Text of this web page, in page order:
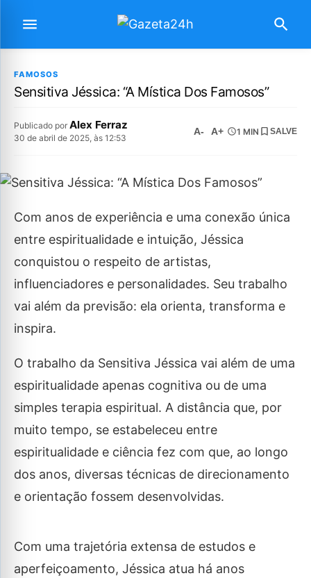
FAMOSOS
Sensitiva Jéssica: “A Mística Dos Famosos”
Publicado por Alex Ferraz
30 de abril de 2025, às 12:53
A- A+ 1 MIN SALVE
Com anos de experiência e uma conexão única
entre espiritualidade e intuição, Jéssica
conquistou o respeito de artistas,
influenciadores e personalidades. Seu trabalho
vai além da previsão: ela orienta, transforma e
inspira.
O trabalho da Sensitiva Jéssica vai além de uma
espiritualidade apenas cognitiva ou de uma
simples terapia espiritual. A distância que, por
muito tempo, se estabeleceu entre
espiritualidade e ciência fez com que, ao longo
dos anos, diversas técnicas de direcionamento
e orientação fossem desenvolvidas.
Com uma trajetória extensa de estudos e
aperfeiçoamento, Jéssica atua há anos